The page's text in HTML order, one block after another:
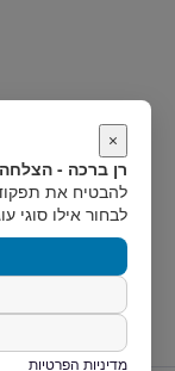
×
רן ברכה -
להבטיח את
לבחור אילו סוגי
מדיניות הפרטיות